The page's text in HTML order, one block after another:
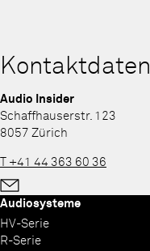
Kontaktdaten
Audio Insider
Schaffhauserstr. 123
8057 Zürich
T +41 44 363 60 36
Audiosysteme
HV-Serie
R-Serie